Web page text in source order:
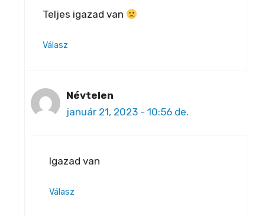
Teljes igazad van
Válasz
Névtelen
január 21, 2023 - 10:56 de.
Igazad van
Válasz